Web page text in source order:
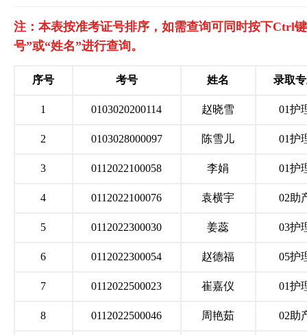
注：本表按准考证号排序，如需查询可同时按下Ctrl
号”或“姓名”进行查询。
序号 考号 姓名 录取
1 0103020200114 赵晓雪 01护
2 0103028000097 陈雪儿 01护
3 0112022100058 李娟 01护
4 0112022100076 袁横宇 02助
5 0112022300030 姜蕊 03护
6 0112022300054 赵德福 05护
7 0112022500023 崔嘉仪 01护
8 0112022500046 周艳茹 02助